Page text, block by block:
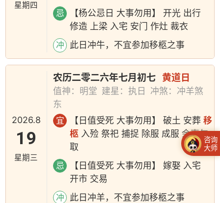
星期四
忌
【杨公忌日 大事勿用】 开光 出行
修造 上梁 入宅 安门 作灶 裁衣
冲 此日冲牛，不宜参加移柩之事
2026.8
19
星期三
农历二零二六年七月初七 黄道日
值神：明堂 建星：执日
冲煞：冲羊煞
东
宜 【日值受死 大事勿用】 破土 安葬移
柩 入殓 祭祀 捕捉 除服 成服 余事勿
取
忌
【日值受死 大事勿用】 嫁娶 入宅
开市 交易
冲 此日冲羊，不宜参加移柩之事
咨询
大师